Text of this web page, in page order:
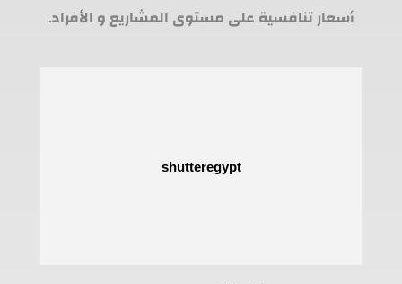
أسعار تنافسية على مستوى المشاريع و الأفراد.